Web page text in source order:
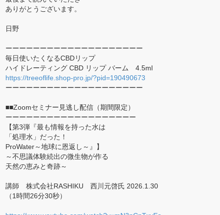
ありがとうございます。
日野
ーーーーーーーーーーーーーーーーーーーー
毎日使いたくなるCBDリップ
ハイドレーティング CBD リップ バーム 4.5ml
https://treeoflife.shop-pro.jp/?pid=190490673
ーーーーーーーーーーーーーーーーーーーー
■■Zoomセミナー見逃し配信（期間限定）
ーーーーーーーーーーーーーーーーーーー
【第3弾『最も情報を持った水は
「処理水」だった！
ProWater～地球に恩返し～』】
～不思議体験続出の微生物が作る
天然の恵みと奇跡～
講師 株式会社RASHIKU 西川元啓氏 2026.1.30
（1時間26分30秒）